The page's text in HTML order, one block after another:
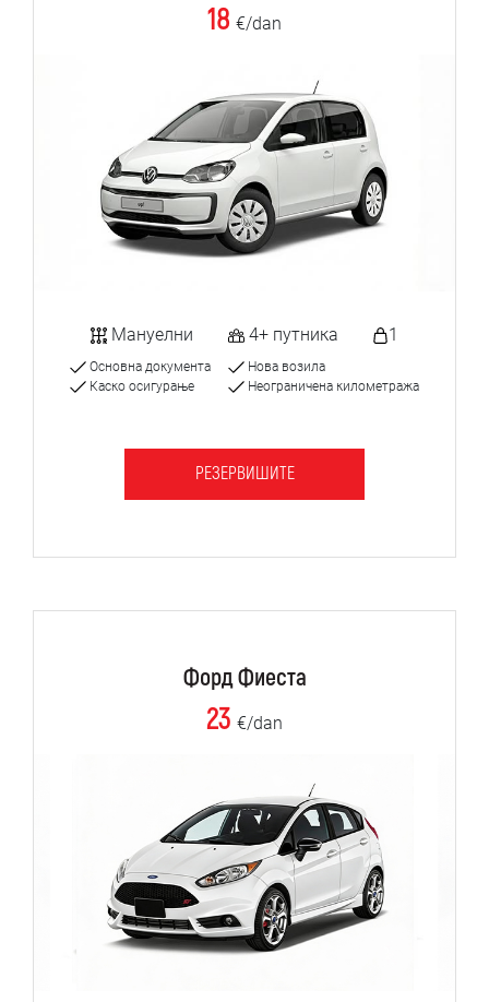
18 €/dan
Мануелни 4+ путника 1
Основна документа
Каско осигурање
Нова возила
Неограничена километража
РЕЗЕРВИШИТЕ
Форд Фиеста
23 €/dan